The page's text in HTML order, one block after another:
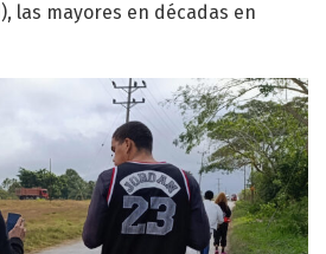
las mayores en décadas en